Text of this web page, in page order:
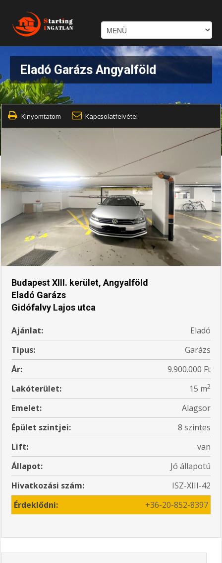
Eladó Garázs Angyalföld
Kinyomtatom Kapcsolatfelvétel
Budapest XIII. kerület, Angyalföld
Eladó Garázs
Gidófalvy Lajos utca
Ajánlat:
Eladó
Tipus:
Garázs
Ár:
9.900.000 Ft
Lakóterület:
15 m2
Emelet:
Alagsor
Épület szintjei:
8 szintes
Lift:
van
Állapot:
Jó állapotú
Hivatkozási szám:
ISZ-XIII-42
Érdeklődni:
+36-20-852-8397